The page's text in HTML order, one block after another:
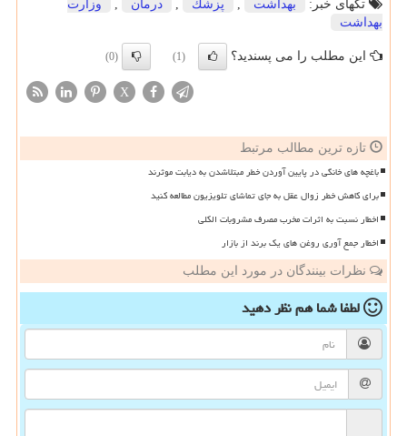
تگهای خبر:
بهداشت , پزشك , درمان ,
وزارت
بهداشت
این مطلب را می پسندید؟ (1)
(0)
X
تازه ترین مطالب مرتبط
باغچه های خانگی در پایین آوردن خطر مبتلاشدن به دیابت موثرند
برای کاهش خطر زوال عقل به جای تماشای تلویزیون مطالعه کنید
اخطار نسبت به اثرات مخرب مصرف مشروبات الکلی
اخطار جمع آوری روغن های یک برند از بازار
نظرات بینندگان در مورد این مطلب
لطفا شما همنظر دهید